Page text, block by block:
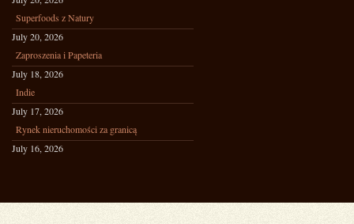
Superfoods z Natury
July 20, 2026
Zaproszenia i Papeteria
July 18, 2026
Indie
July 17, 2026
Rynek nieruchomości za granicą
July 16, 2026